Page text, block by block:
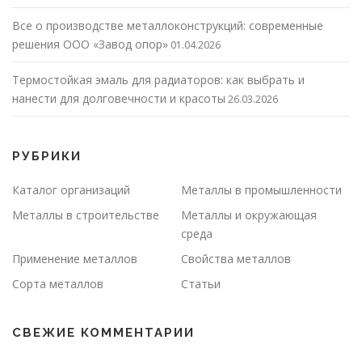
Все о производстве металлоконструкций: современные
решения ООО «Завод опор» 01.04.2026
Термостойкая эмаль для радиаторов: как выбрать и
нанести для долговечности и красоты 26.03.2026
РУБРИКИ
Каталог организаций
Металлы в промышленности
Металлы в строительстве
Металлы и окружающая
среда
Применение металлов
Свойства металлов
Сорта металлов
Статьи
СВЕЖИЕ КОММЕНТАРИИ